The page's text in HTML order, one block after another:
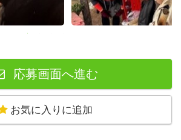
応募画面へ進む
お気に入りに追加